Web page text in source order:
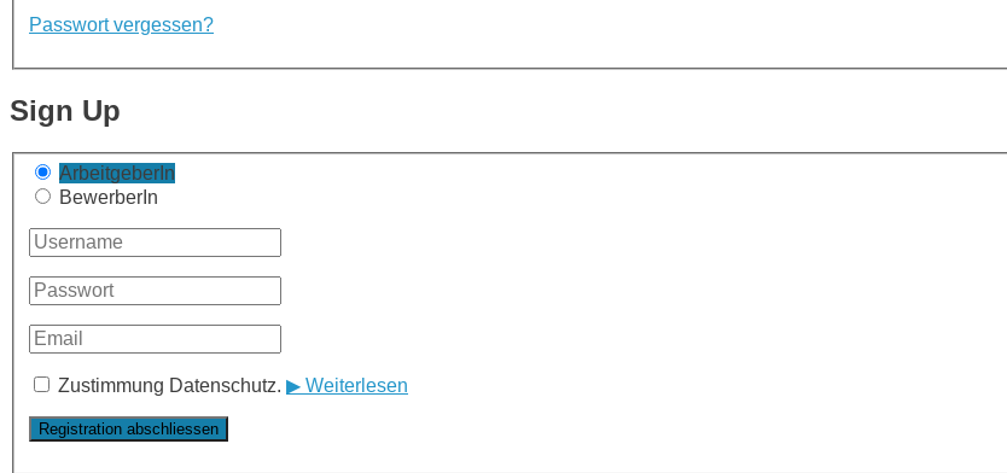
Passwort vergessen?
Sign Up
ArbeitgeberIn
BewerberIn
Zustimmung Datenschutz. ▶ Weiterlesen